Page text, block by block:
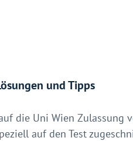
und Tipps
die Uni Wien Zulassung
auf den Test